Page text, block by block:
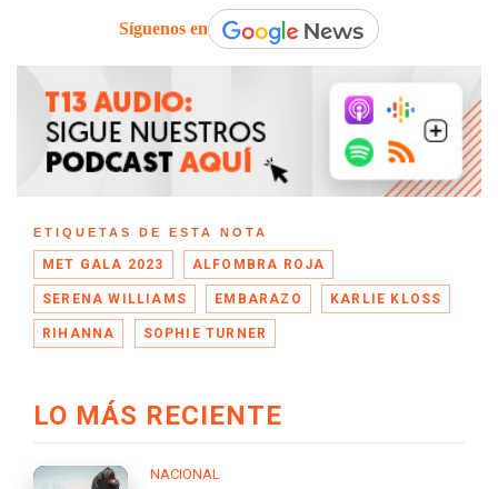
Síguenos en
ETIQUETAS DE ESTA NOTA
MET GALA 2023 ALFOMBRA ROJA
SERENA WILLIAMS EMBARAZO KARLIE KLOSS
RIHANNA SOPHIE TURNER
LO MÁS RECIENTE
NACIONAL